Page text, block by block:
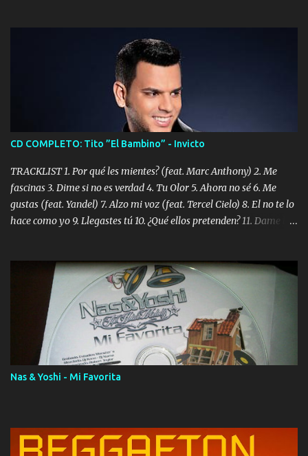
CD COMPLETO: Tito ”El Bambino” - Invicto
TRACKLIST 1. Por qué les mientes? (feat. Marc Anthony) 2. Me
fascinas 3. Dime si no es verdad 4. Tu Olor 5. Ahora no sé 6. Me
gustas (feat. Yandel) 7. Alzo mi voz (feat. Tercel Cielo) 8. El no te lo
hace como yo 9. Llegastes tú 10. ¿Qué ellos pretenden? 11. Dame la
Digital Booklet – Invicto ----------------------------- Nota:
Album proposto al massimo della qualità in formato iTunes Plus
AAC M4A; comprato su iTunes e a disposizione vostra per il
download. REGGAETON ITALIA Nosotros Somos Los Del
Momento!
Nas & Yoshi - Mi Favorita